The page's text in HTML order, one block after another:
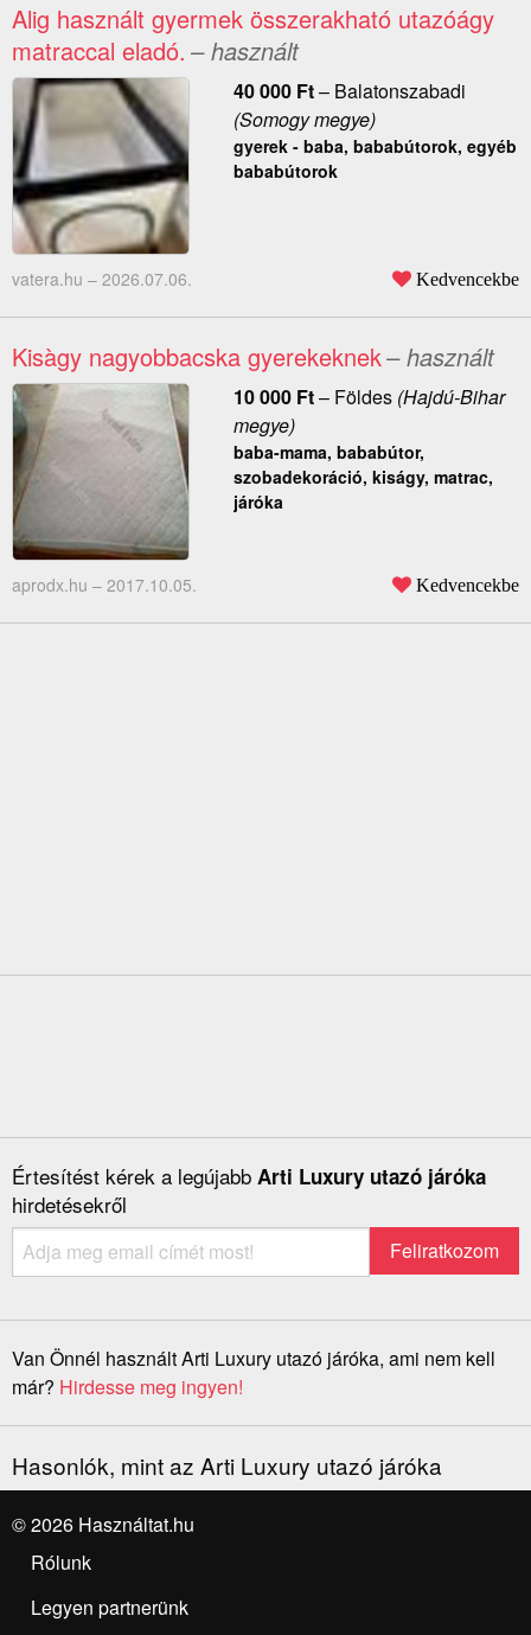
Alig használt gyermek összerakható utazóágy
matraccal eladó. – használt
40 000 Ft– Balatonszabadi
(Somogy megye)
gyerek - baba, bababútorok, egyéb
bababútorok
vatera.hu – 2026.07.06. Kedvencekbe
Kisàgy nagyobbacska gyerekeknek– használt
10 000 Ft– Földes(Hajdú-Bihar
megye)
baba-mama, bababútor,
szobadekoráció, kiságy, matrac,
járóka
aprodx.hu – 2017.10.05. Kedvencekbe
Értesítést kérek a legújabb Arti Luxury utazó járóka
hirdetésekről
Van Önnél használt Arti Luxury utazó járóka, ami nem kell
már? Hirdesse meg ingyen!
Hasonlók, mint az Arti Luxury utazó járóka
© 2026 Használtat.hu
Rólunk
Legyen partnerünk